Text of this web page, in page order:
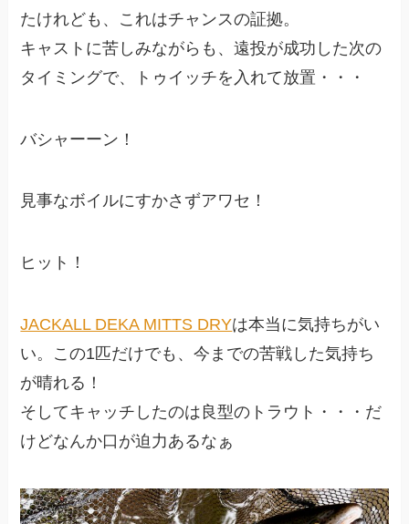
たけれども、これはチャンスの証拠。
キャストに苦しみながらも、遠投が成功した次の
タイミングで、トゥイッチを入れて放置・・・
バシャーーン！
見事なボイルにすかさずアワセ！
ヒット！
JACKALL DEKA MITTS DRYは本当に気持ちがい
い。この1匹だけでも、今までの苦戦した気持ち
が晴れる！
そしてキャッチしたのは良型のトラウト・・・だ
けどなんか口が迫力あるなぁ